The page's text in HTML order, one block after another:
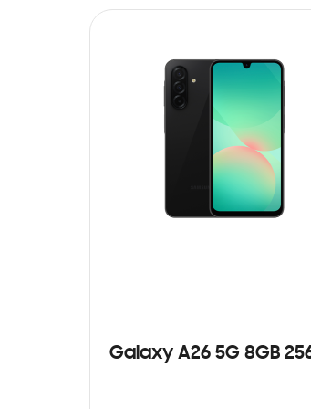
Galaxy A26 5G 8GB